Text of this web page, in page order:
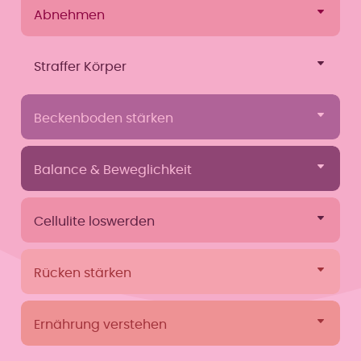
Abnehmen
Straffer Körper
Beckenboden stärken
Balance & Beweglichkeit
Balance &
Beweglichkeit
Cellulite loswerden
Rücken stärken
Ernährung verstehen